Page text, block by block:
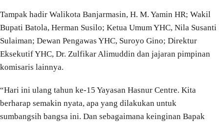
Tampak hadir Walikota Banjarmasin, H. M. Yamin HR; Wakil
Bupati Batola, Herman Susilo; Ketua Umum YHC, Nila Susanti
Sulaiman; Dewan Pengawas YHC, Suroyo Gino; Direktur
Eksekutif YHC, Dr. Zulfikar Alimuddin dan jajaran pimpinan
komisaris lainnya.
“Hari ini ulang tahun ke-15 Yayasan Hasnur Centre. Kita
berharap semakin nyata, apa yang dilakukan untuk
sumbangsih bangsa ini. Dan sebagaimana keinginan Bapak